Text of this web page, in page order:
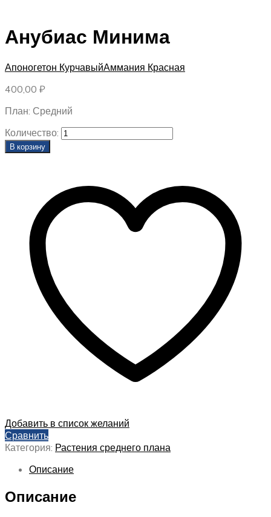
Анубиас Минима
Апоногетон КурчавыйАммания Красная
400,00 ₽
План: Средний
Количество:
В корзину
Добавить в список желаний
Сравнить
Категория: Растения среднего плана
Описание
Описание